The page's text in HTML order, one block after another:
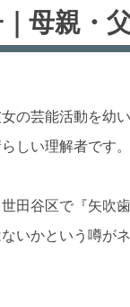
母親・
の芸能活動を幼
しい理解者です。
田谷区で『矢吹
いかという噂が